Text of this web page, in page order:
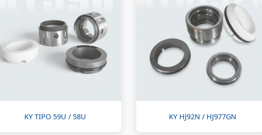
KY TIPO 59U / 58U KY HJ92N / HJ977GN